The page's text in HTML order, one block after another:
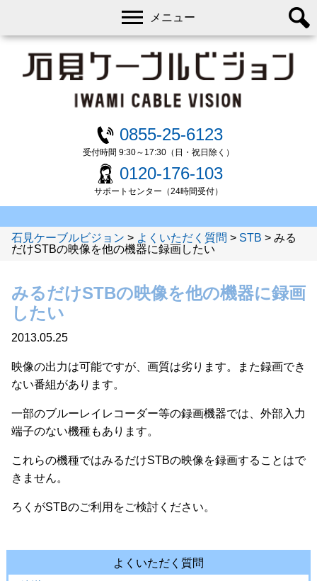
0855-25-6123
受付時間 9:30～17:30（日・祝日除く）
0120-176-103
サポートセンター（24時間受付）
メニュー
石見ケーブルビジョン > よくいただく質問 > STB > みる
だけSTBの映像を他の機器に録画したい
みるだけSTBの映像を他の機器に録画
したい
2013.05.25
映像の出力は可能ですが、画質は劣ります。また録画でき
ない番組があります。
一部のブルーレイレコーダー等の録画機器では、外部入力
端子のない機種もあります。
これらの機種ではみるだけSTBの映像を録画することはで
きません。
ろくがSTBのご利用をご検討ください。
よくいただく質問